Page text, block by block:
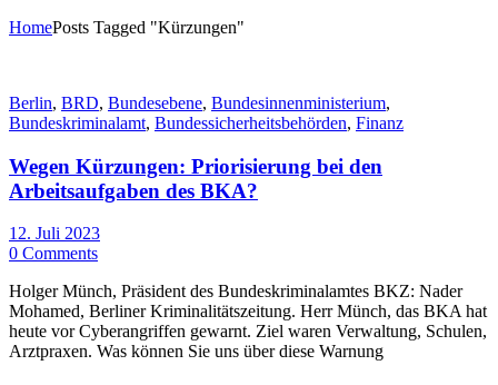
HomePosts Tagged "Kürzungen"
Berlin, BRD, Bundesebene, Bundesinnenministerium,
Bundeskriminalamt, Bundessicherheitsbehörden, Finanz
Wegen Kürzungen: Priorisierung bei den
Arbeitsaufgaben des BKA?
12. Juli 2023
0 Comments
Holger Münch, Präsident des Bundeskriminalamtes BKZ: Nader
Mohamed, Berliner Kriminalitätszeitung. Herr Münch, das BKA hat
heute vor Cyberangriffen gewarnt. Ziel waren Verwaltung, Schulen,
Arztpraxen. Was können Sie uns über diese Warnung